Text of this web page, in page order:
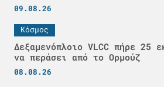
09.08.26
Κόσμος
Δεξαμενόπλοιο VLCC πήρε 25
να περάσει από το Ορμούζ
08.08.26